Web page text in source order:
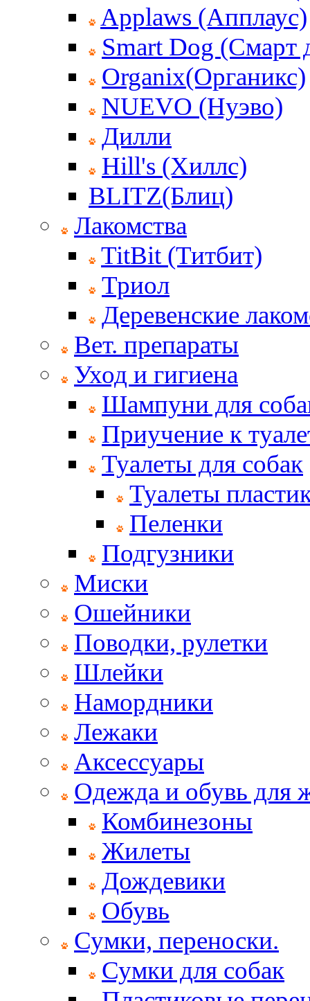
Applaws (Апплаус)
Smart Dog (Смарт
Organix(Органикс)
NUEVO (Нуэво)
Дилли
Hill's (Хиллс)
BLITZ(Блиц)
Лакомства
TitBit (Титбит)
Триол
Деревенские
Вет. препараты
Уход и гигиена
Шампуни для
Приучение к
Туалеты для собак
Туалеты
Пеленки
Подгузники
Миски
Ошейники
Поводки, рулетки
Шлейки
Намордники
Лежаки
Аксессуары
Одежда и обувь для
Комбинезоны
Жилеты
Дождевики
Обувь
Сумки, переноски.
Сумки для собак